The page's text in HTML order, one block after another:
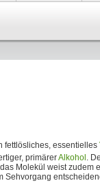
fettlösliches, essentielles
primärerAlkohol .
Molekül weist zudem
Sehvorgang